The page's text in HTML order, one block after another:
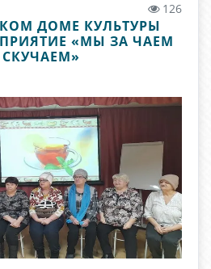
126
ДОМЕ КУЛЬТУРЫ
«МЫ ЗА ЧАЕМ
СКУЧАЕМ»